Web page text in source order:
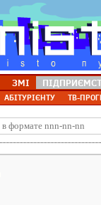
ЗМІ
АБІТУРІЄНТУ ТВ-